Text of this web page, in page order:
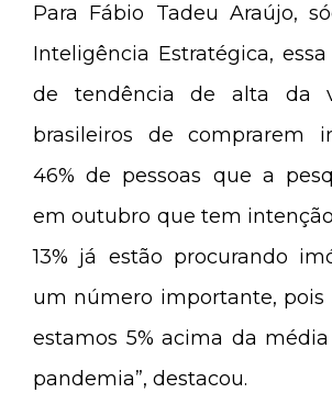
Para Fábio Tadeu Araújo,
Inteligência Estratégica,
de tendência de alta da
brasileiros de comprarem
46% de pessoas que a
em outubro que tem
13% já estão procurando
um número importante, pois
estamos 5% acima da
pandemia”, destacou.